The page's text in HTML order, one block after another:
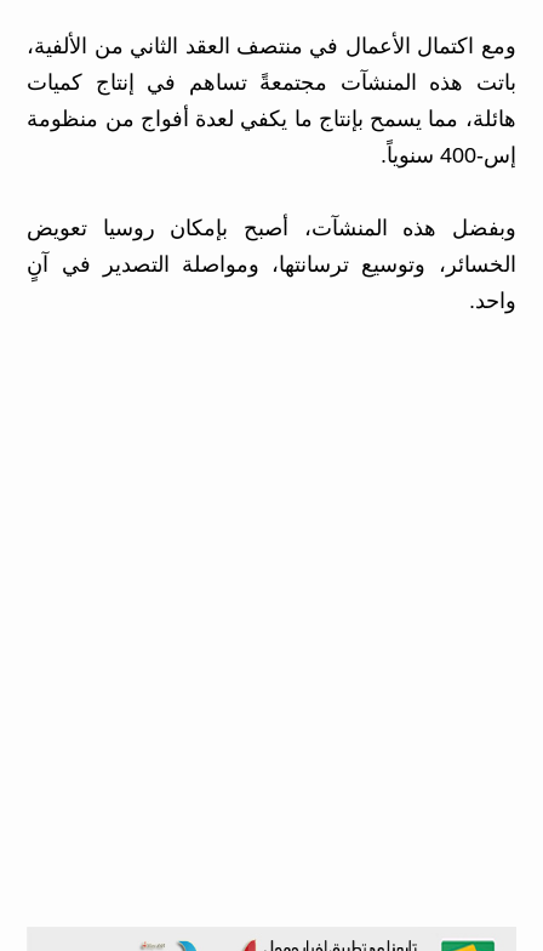
ومع اكتمال الأعمال في منتصف العقد الثاني من الألفية،
باتت هذه المنشآت مجتمعةً تساهم في إنتاج كميات
هائلة، مما يسمح بإنتاج ما يكفي لعدة أفواج من منظومة
إس-400 سنوياً.
وبفضل هذه المنشآت، أصبح بإمكان روسيا تعويض
الخسائر، وتوسيع ترسانتها، ومواصلة التصدير في آنٍ
واحد.